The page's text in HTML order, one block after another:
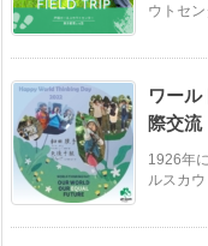
ウトセン
ワール
際交流
1926年
ルスカ